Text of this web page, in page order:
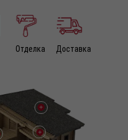
Отделка Доставка